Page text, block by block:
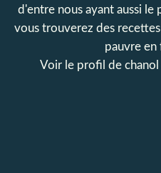
d'entre nous ayant aussi
vous trouverez des
pauvre en
Voir le profil de chanol